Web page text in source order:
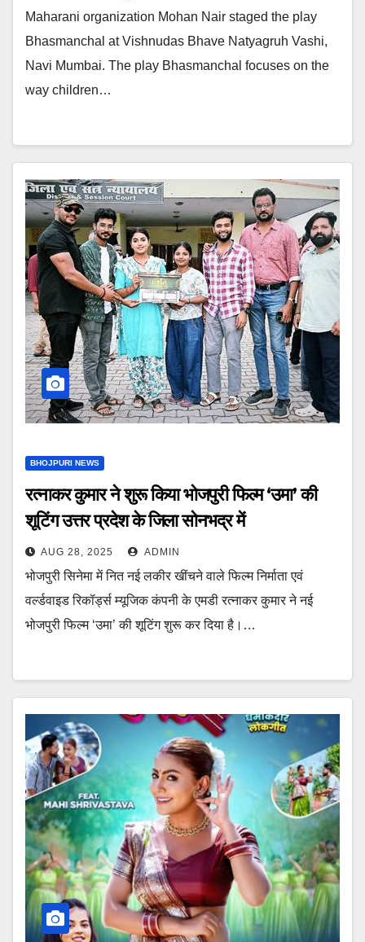
Maharani organization Mohan Nair staged the play
Bhasmanchal at Vishnudas Bhave Natyagruh Vashi,
Navi Mumbai. The play Bhasmanchal focuses on the
way children…
BHOJPURI NEWS
रत्नाकर कुमार ने शुरू किया भोजपुरी फिल्म ‘उमा’ की
शूटिंग उत्तर प्रदेश के जिला सोनभद्र में
AUG 28, 2025 ADMIN
भोजपुरी सिनेमा में नित नई लकीर खींचने वाले फिल्म निर्माता एवं
वर्ल्डवाइड रिकॉर्ड्स म्यूजिक कंपनी के एमडी रत्नाकर कुमार ने नई
भोजपुरी फिल्म ‘उमा’ की शूटिंग शुरू कर दिया है।…